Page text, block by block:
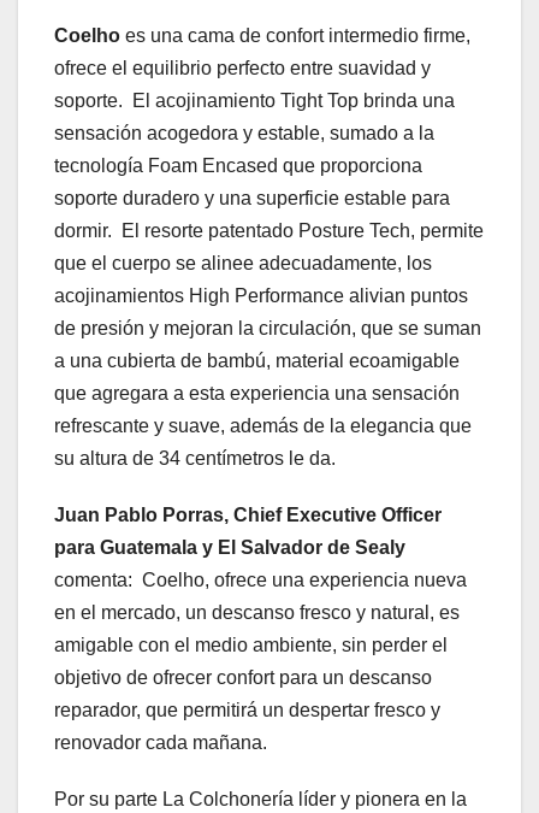
Coelho es una cama de confort intermedio firme,
ofrece el equilibrio perfecto entre suavidad y
soporte. El acojinamiento Tight Top brinda una
sensación acogedora y estable, sumado a la
tecnología Foam Encased que proporciona
soporte duradero y una superficie estable para
dormir. El resorte patentado Posture Tech, permite
que el cuerpo se alinee adecuadamente, los
acojinamientos High Performance alivian puntos
de presión y mejoran la circulación, que se suman
a una cubierta de bambú, material ecoamigable
que agregara a esta experiencia una sensación
refrescante y suave, además de la elegancia que
su altura de 34 centímetros le da.
Juan Pablo Porras, Chief Executive Officer
para Guatemala y El Salvador de Sealy
comenta: Coelho, ofrece una experiencia nueva
en el mercado, un descanso fresco y natural, es
amigable con el medio ambiente, sin perder el
objetivo de ofrecer confort para un descanso
reparador, que permitirá un despertar fresco y
renovador cada mañana.
Por su parte La Colchonería líder y pionera en la